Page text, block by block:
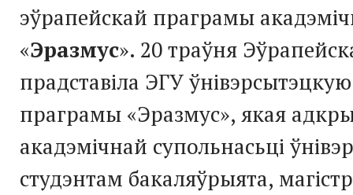
эўрапейскай праграмы
«Эразмус». 20 траўня
прадставіла ЭГУ
праграмы «Эразмус», якая
акадэмічнай супольнасьці
студэнтам бакаляўрыята,